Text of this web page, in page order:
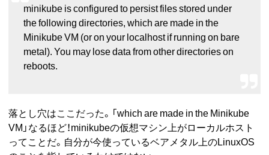
minikube is configured to persist files stored under
the following directories, which are made in the
Minikube VM (or on your localhost if running on bare
metal). You may lose data from other directories on
reboots.
落とし穴はここだった。「which are made in the Minikube
VM」なるほど！minikubeの仮想マシン上がローカルホスト
ってことだ。自分が今使っているベアメタル上のLinuxOS